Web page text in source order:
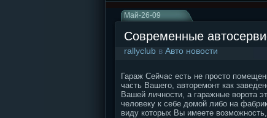
Май-26-09
Современные
rallyclub в Авто новости
Гараж Сейчас есть не просто
часть Вашего, авторемонт как
Вашей личности, а гаражные ворота
человеку к себе домой либо на
виду которых Вы имеете